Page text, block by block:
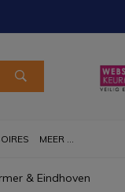
MEER ...
& Eindhoven